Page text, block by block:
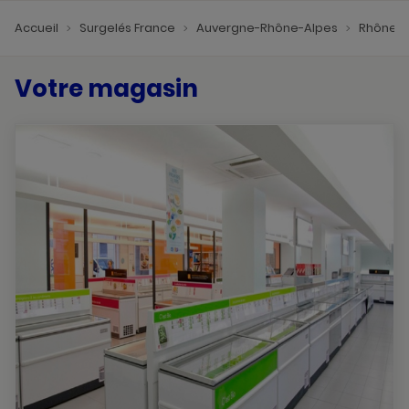
Accueil Surgelés France Auvergne-Rhône-Alpes Rhône
Votre magasin